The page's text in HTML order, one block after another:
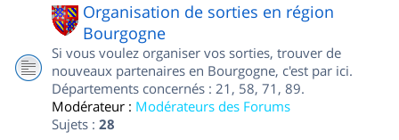
Organisation de sorties en région
Bourgogne
Si vous voulez organiser vos sorties, trouver de
nouveaux partenaires en Bourgogne, c'est par ici.
Départements concernés : 21, 58, 71, 89.
Modérateur : Modérateurs des Forums
Sujets : 28